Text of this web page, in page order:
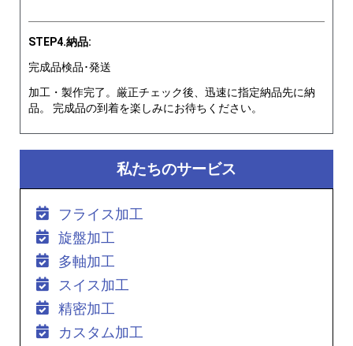
STEP4.納品:
完成品検品･発送
加工・製作完了。厳正チェック後、迅速に指定納品先に納
品。 完成品の到着を楽しみにお待ちください。
私たちのサービス
フライス加工
旋盤加工
多軸加工
スイス加工
精密加工
カスタム加工